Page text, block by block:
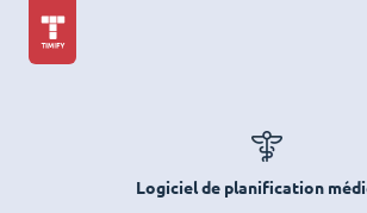
Logiciel de planification